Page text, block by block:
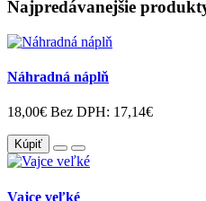
Najpredávanejšie
Náhradná náplň
18,00€ Bez DPH: 17,14€
Kúpiť
Vajce veľké